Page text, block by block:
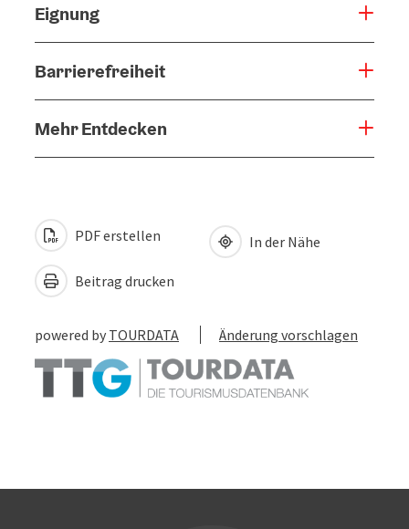
Eignung
Barrierefreiheit
Mehr Entdecken
PDF erstellen
Beitrag drucken
In der Nähe
powered by TOURDATA Änderung vorschlagen